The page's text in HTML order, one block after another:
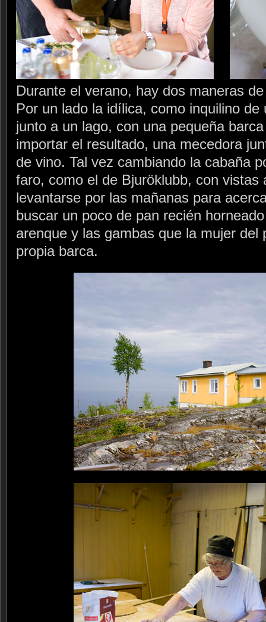
Durante el verano, hay dos maneras
Por un lado la idílica, como inquilino
junto a un lago, con una pequeña
importar el resultado, una mecedora
de vino. Tal vez cambiando la cabaña
faro, como el de Bjuröklubb, con vistas
levantarse por las mañanas para
buscar un poco de pan recién
arenque y las gambas que la mujer del
propia barca.